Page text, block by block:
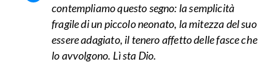
contempliamo questo segno: la semplicità
fragile di un piccolo neonato, la mitezza del suo
essere adagiato, il tenero affetto delle fasce che
lo avvolgono. Lì sta Dio.